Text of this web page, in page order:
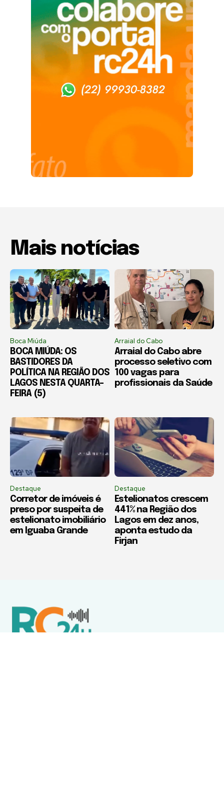
Mais notícias
Boca Miúda
BOCA MIÚDA: OS
BASTIDORES DA
POLÍTICA NA REGIÃO DOS
LAGOS NESTA QUARTA-
FEIRA (5)
Arraial do Cabo
Arraial do Cabo abre
processo seletivo com
100 vagas para
profissionais da Saúde
Destaque
Corretor de imóveis é
preso por suspeita de
estelionato imobiliário
em Iguaba Grande
Destaque
Estelionatos crescem
441% na Região dos
Lagos em dez anos,
aponta estudo da
Firjan